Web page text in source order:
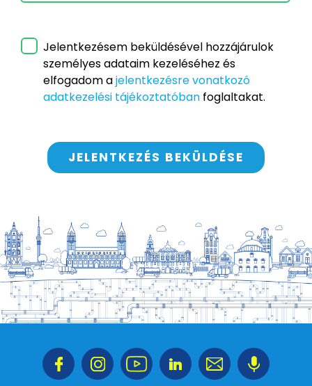
Jelentkezésem beküldésével hozzájárulok
személyes adataim kezeléséhez és
elfogadom ajelentkezésre vonatkozó
adatkezelési tájékoztatóban foglaltakat.
JELENTKEZÉS BEKÜLDÉSE